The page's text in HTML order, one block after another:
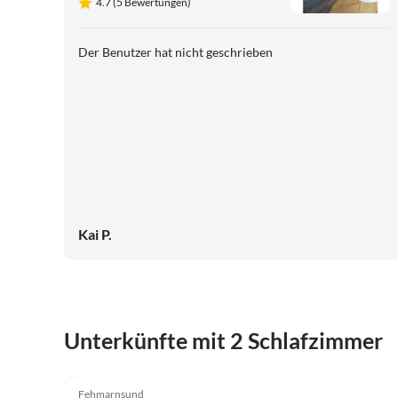
Der Benutzer hat nicht geschrieben
Kai P.
Unterkünfte mit 2 Schlafzimmer
Fehmarnsund